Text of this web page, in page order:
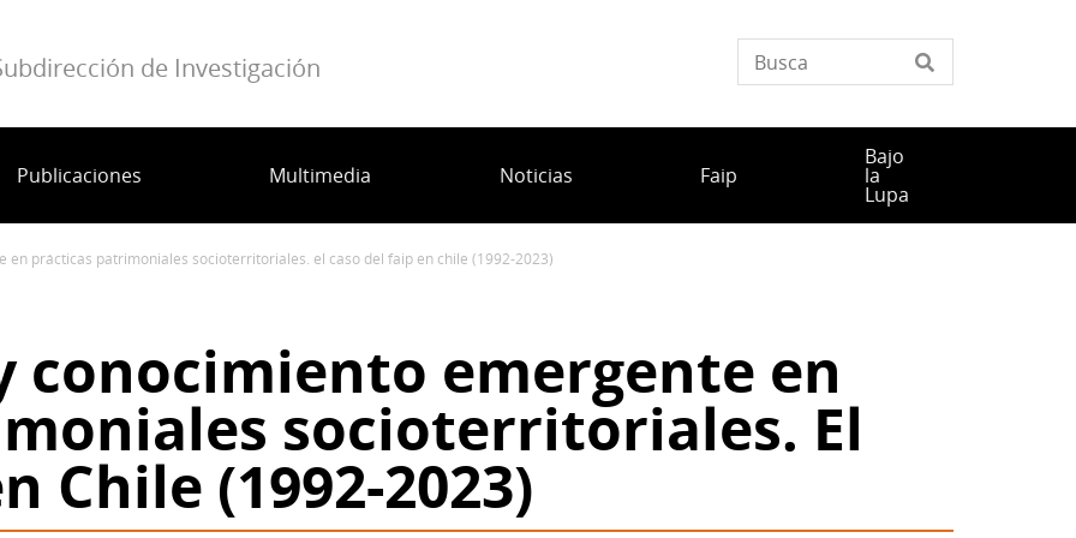
de Investigación
Publicaciones Multimedia Noticias Faip
Bajo
la
Lupa
en prácticas patrimoniales socioterritoriales. el caso del faip en chile (1992-2023)
conocimiento emergente en
socioterritoriales. El
Chile (1992-2023)